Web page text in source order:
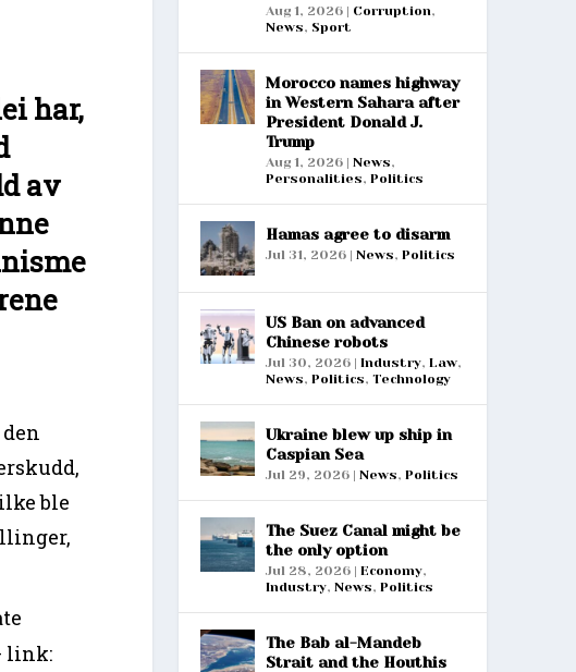
har,
av
ble
link:
Aug 1, 2026| Corruption,
News, Sport
Morocco names highway
in Western Sahara after
President Donald J.
Trump
Aug 1, 2026| News,
Personalities, Politics
Hamas agree to disarm
Jul 31, 2026| News, Politics
US Ban on advanced
Chinese robots
Jul 30, 2026| Industry, Law,
News, Politics, Technology
Ukraine blew up ship in
Caspian Sea
Jul 29, 2026| News, Politics
The Suez Canal might be
the only option
Jul 28, 2026| Economy,
Industry, News, Politics
The Bab al-Mandeb
Strait and the Houthis